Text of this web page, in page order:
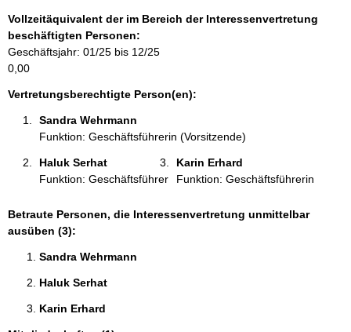
t
i
o
n
e
Vollzeitäquivalent der im Bereich der Interessenvertretung
beschäftigten Personen:
Geschäftsjahr: 01/25 bis 12/25
0,00
Vertretungsberechtigte Person(en):
Sandra Wehrmann
Funktion: Geschäftsführerin (Vorsitzende)
Haluk Serhat
Funktion: Geschäftsführer
Karin Erhard
Funktion: Geschäftsführerin
Betraute Personen, die Interessenvertretung unmittelbar
ausüben (3):
Sandra Wehrmann
Haluk Serhat
Karin Erhard